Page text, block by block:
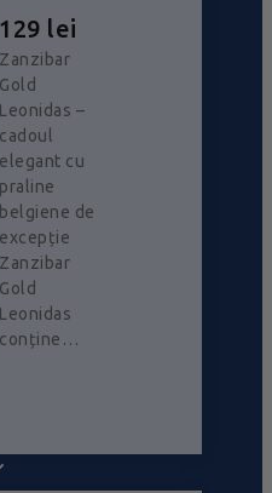
129 lei
Zanzibar
Gold
Leonidas –
cadoul
elegant cu
praline
belgiene de
excepție
Zanzibar
Gold
Leonidas
conține…